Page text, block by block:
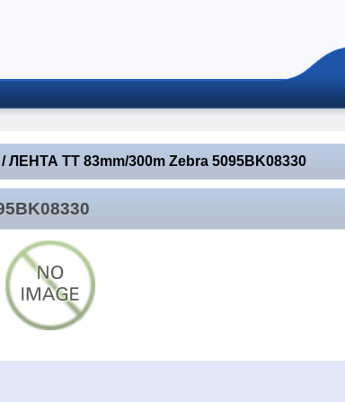
/ ЛЕНТА TT 83mm/300m Zebra 5095BK08330